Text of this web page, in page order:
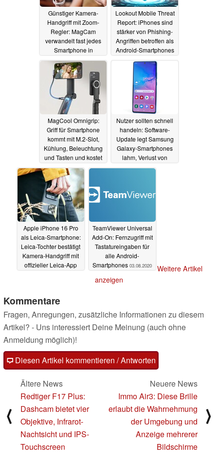
Günstiger Kamera-
Handgriff mit Zoom-
Regler: MagCam
verwandelt fast jedes
Smartphone in
Kompaktkamera
10.02.2025
Lookout Mobile Threat
Report: iPhones sind
stärker von Phishing-
Angriffen betroffen als
Android-Smartphones
04.01.2025
MagCool Omnigrip:
Griff für Smartphone
kommt mit M.2-Slot,
Kühlung, Beleuchtung
und Tasten und kostet
unter 60 Euro12.12.2024
Nutzer sollten schnell
handeln: Software-
Update legt Samsung
Galaxy-Smartphones
lahm, Verlust von
Daten und
Apple iPhone 16 Pro
als Leica-Smartphone:
Leica-Tochter bestätigt
Kamera-Handgriff mit
offizieller Leica-App
TeamViewer Universal
Add-On: Fernzugriff mit
Tastatureingaben für
alle Android-
Smartphones 03.08.2020
Weitere Artikel
anzeigen
Kommentare
Fragen, Anregungen, zusätzliche Informationen zu diesem
Artikel? - Uns interessiert Deine Meinung (auch ohne
Anmeldung möglich)!
Diesen Artikel kommentieren / Antworten
⟨
Ältere News
Redtiger F17 Plus:
Dashcam bietet vier
Objektive, Infrarot-
Nachtsicht und IPS-
Touchscreen
Neuere News
Immo Air3: Diese Brille
erlaubt die Wahrnehmung
der Umgebung und
Anzeige mehrerer
Bildschirme
⟩